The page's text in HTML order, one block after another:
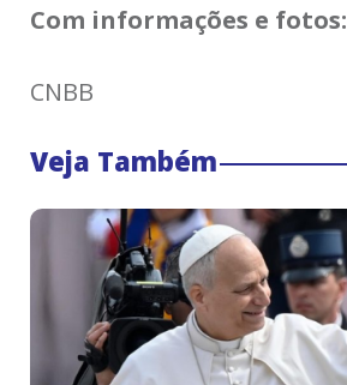
Com informações e fotos:
CNBB
Veja Também